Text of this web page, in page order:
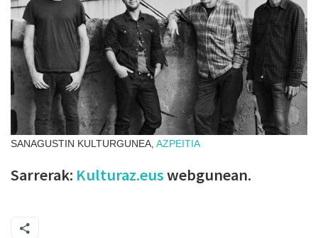
SANAGUSTIN KULTURGUNEA, AZPEITIA
Sarrerak: Kulturaz.euswebgunean.